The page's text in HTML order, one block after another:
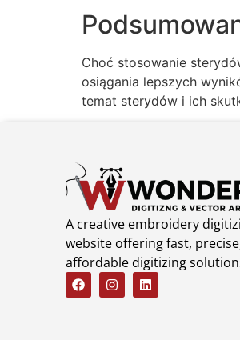
Choć stosowanie
osiągania lepszych
temat sterydów i ich
A creative embroidery
website offering fast,
affordable digitizing